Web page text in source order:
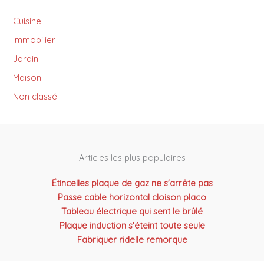
Cuisine
Immobilier
Jardin
Maison
Non classé
Articles les plus populaires
Étincelles plaque de gaz ne s'arrête pas
Passe cable horizontal cloison placo
Tableau électrique qui sent le brûlé
Plaque induction s'éteint toute seule
Fabriquer ridelle remorque